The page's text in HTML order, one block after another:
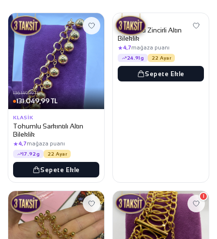
136.149,99 TL
131.049,99 TL
KLASIK
Tohumlu Sarkıntılı Altın
Bileklik
★4,7mağaza puanı
17.92g 22 Ayar
Sepete Ekle
KLASIK
Tohumlu Zincirli Altın
Bileklik
★4,7mağaza puanı
24.91g 22 Ayar
Sepete Ekle
1